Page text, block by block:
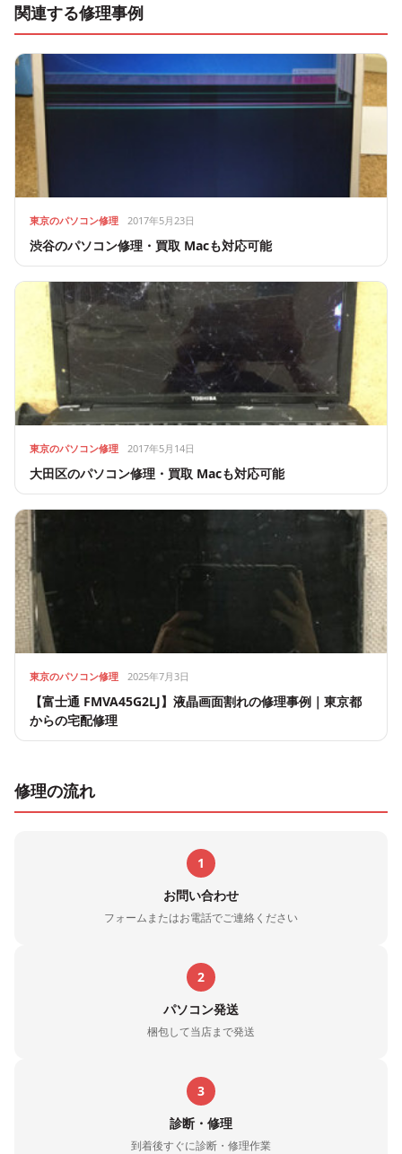
関連する修理事例
東京のパソコン修理 2017年5月23日
渋谷のパソコン修理・買取 Macも対応可能
東京のパソコン修理 2017年5月14日
大田区のパソコン修理・買取 Macも対応可能
東京のパソコン修理 2025年7月3日
【富士通 FMVA45G2LJ】液晶画面割れの修理事例｜東京都
からの宅配修理
修理の流れ
1
お問い合わせ
フォームまたはお電話でご連絡ください
2
パソコン発送
梱包して当店まで発送
3
診断・修理
到着後すぐに診断・修理作業